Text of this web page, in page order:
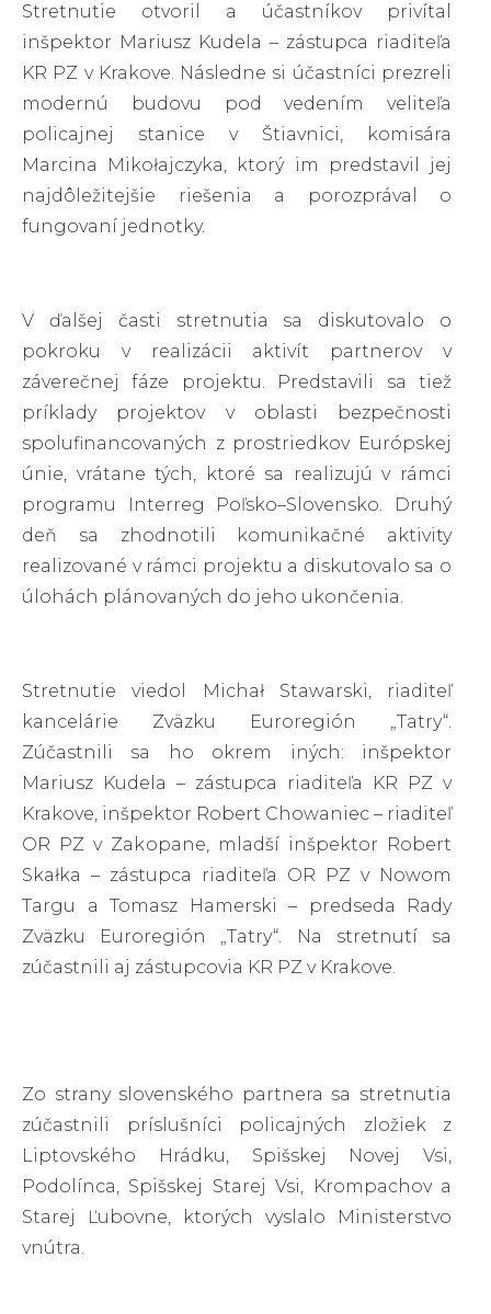
Stretnutie otvoril a účastníkov privítal
inšpektor Mariusz Kudela – zástupca riaditeľa
KR PZ v Krakove. Následne si účastníci prezreli
modernú budovu pod vedením veliteľa
policajnej stanice v Štiavnici, komisára
Marcina Mikołajczyka, ktorý im predstavil jej
najdôležitejšie riešenia a porozprával o
fungovaní jednotky.
V ďalšej časti stretnutia sa diskutovalo o
pokroku v realizácii aktivít partnerov v
záverečnej fáze projektu. Predstavili sa tiež
príklady projektov v oblasti bezpečnosti
spolufinancovaných z prostriedkov Európskej
únie, vrátane tých, ktoré sa realizujú v rámci
programu Interreg Poľsko–Slovensko. Druhý
deň sa zhodnotili komunikačné aktivity
realizované v rámci projektu a diskutovalo sa o
úlohách plánovaných do jeho ukončenia.
Stretnutie viedol Michał Stawarski, riaditeľ
kancelárie Zväzku Euroregión „Tatry“.
Zúčastnili sa ho okrem iných: inšpektor
Mariusz Kudela – zástupca riaditeľa KR PZ v
Krakove, inšpektor Robert Chowaniec – riaditeľ
OR PZ v Zakopane, mladší inšpektor Robert
Skałka – zástupca riaditeľa OR PZ v Nowom
Targu a Tomasz Hamerski – predseda Rady
Zväzku Euroregión „Tatry“. Na stretnutí sa
zúčastnili aj zástupcovia KR PZ v Krakove.
Zo strany slovenského partnera sa stretnutia
zúčastnili príslušníci policajných zložiek z
Liptovského Hrádku, Spišskej Novej Vsi,
Podolínca, Spišskej Starej Vsi, Krompachov a
Starej Ľubovne, ktorých vyslalo Ministerstvo
vnútra.